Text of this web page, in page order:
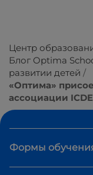
Центр
Блог Optima
развитии детей
«Оптима»
ассоциации ICDE
Формы